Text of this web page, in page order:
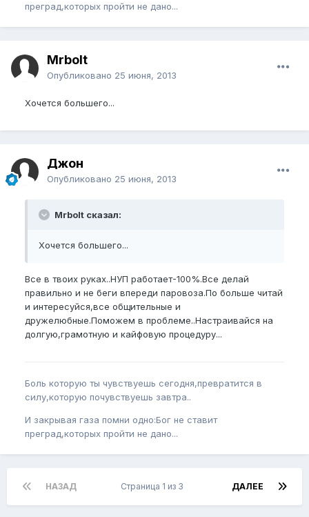
преград,которых пройти не дано...
Mrbolt
Опубликовано 25 июня, 2013
Хочется большего...
Джон
Опубликовано 25 июня, 2013
Mrbolt сказал:
Хочется большего...
Все в твоих руках..НУП работает-100%.Все делай
правильно и не беги впереди паровоза.По больше читай
и интересуйся,все общительные и
дружелюбные.Поможем в проблеме..Настраивайся на
долгую,грамотную и кайфовую процедуру...
Боль которую ты чувствуешь сегодня,превратится в
силу,которую почувствуешь завтра..
И закрывая газа помни одно:Бог не ставит
преград,которых пройти не дано...
НАЗАД ДАЛЕЕ
Страница 1 из 3